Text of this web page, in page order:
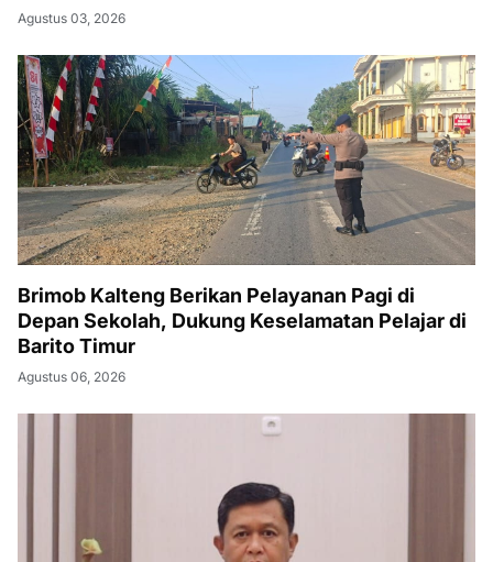
Agustus 03, 2026
Brimob Kalteng Berikan Pelayanan Pagi di
Depan Sekolah, Dukung Keselamatan Pelajar di
Barito Timur
Agustus 06, 2026